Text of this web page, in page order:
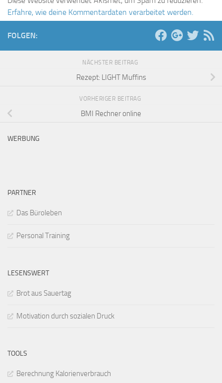
Erfahre, wie deine Kommentardaten verarbeitet werden.
FOLGEN:
NÄCHSTER BEITRAG
Rezept: LIGHT Muffins
VORHERIGER BEITRAG
BMI Rechner online
WERBUNG
PARTNER
Das Büroleben
Personal Training
LESENSWERT
Brot aus Sauertag
Motivation durch sozialen Druck
TOOLS
Berechnung Kalorienverbrauch